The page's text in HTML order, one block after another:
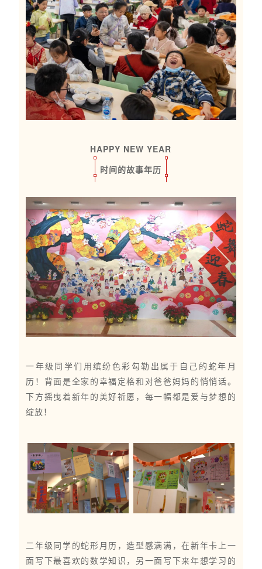
HAPPY NEW YEAR
时间的故事年历
一年级同学们用缤纷色彩勾勒出属于自己的蛇年月
历！背面是全家的幸福定格和对爸爸妈妈的悄悄话。
下方摇曳着新年的美好祈愿，每一幅都是爱与梦想的
绽放！
二年级同学的蛇形月历，造型感满满，在新年卡上一
面写下最喜欢的数学知识，另一面写下来年想学习的